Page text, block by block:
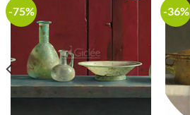
-75% -36%